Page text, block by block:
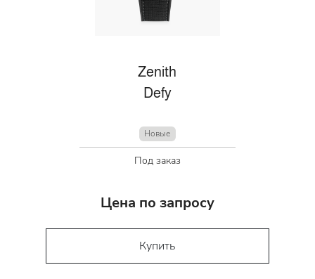
Zenith
Defy
Новые
Под заказ
Цена по запросу
Купить